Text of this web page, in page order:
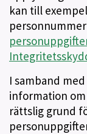
kan till
I samband
information
rättslig grund